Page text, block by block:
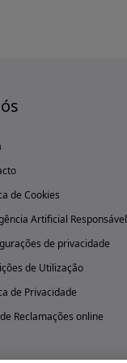
de Cookies
Artificial Responsável
de privacidade
de Utilização
de Privacidade
Reclamações online